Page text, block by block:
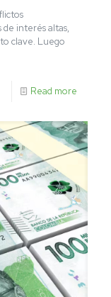
de interés altas,
clave. Luego
Read more